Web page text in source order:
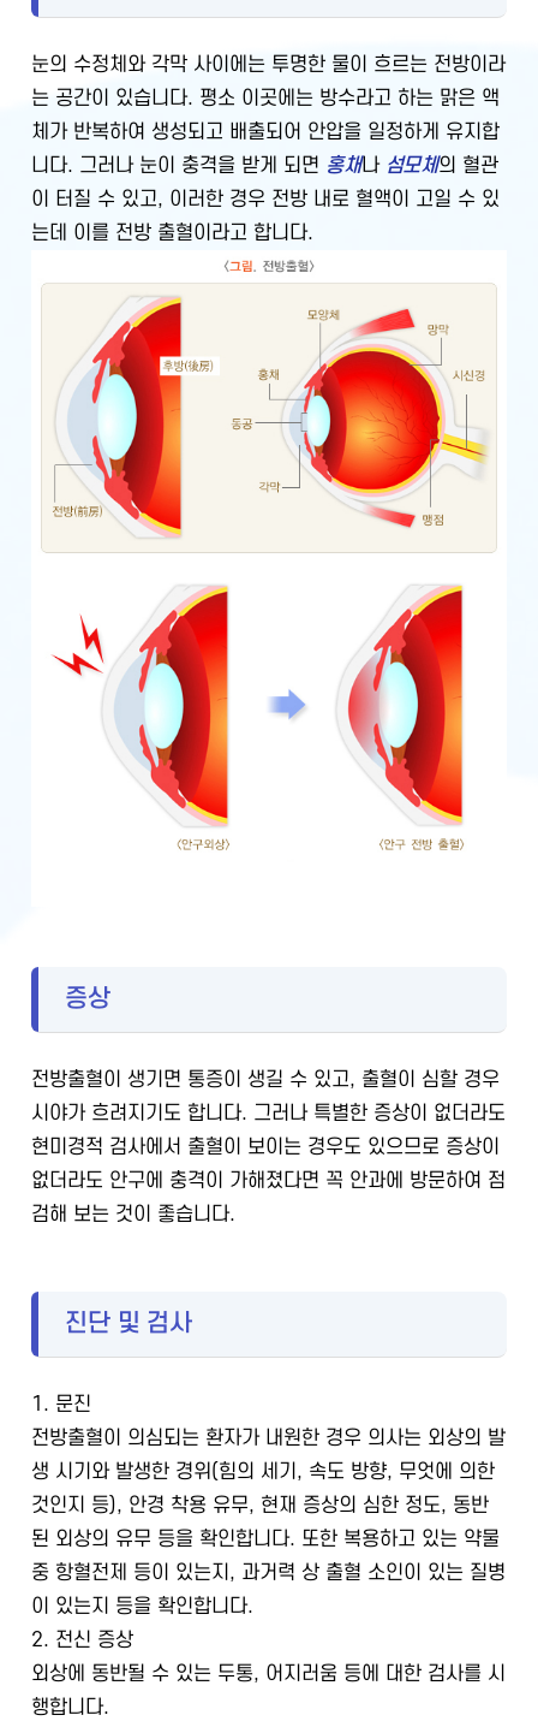
눈의 수정체와 각막 사이에는 투명한 물이 흐르는 전방이라
는 공간이 있습니다. 평소 이곳에는 방수라고 하는 맑은 액
체가 반복하여 생성되고 배출되어 안압을 일정하게 유지합
니다. 그러나 눈이 충격을 받게 되면 홍채나 섬모체의 혈관
이 터질 수 있고, 이러한 경우 전방 내로 혈액이 고일 수 있
는데 이를 전방 출혈이라고 합니다.
증상
전방출혈이 생기면 통증이 생길 수 있고, 출혈이 심할 경우
시야가 흐려지기도 합니다. 그러나 특별한 증상이 없더라도
현미경적 검사에서 출혈이 보이는 경우도 있으므로 증상이
없더라도 안구에 충격이 가해졌다면 꼭 안과에 방문하여 점
검해 보는 것이 좋습니다.
진단 및 검사
1. 문진
전방출혈이 의심되는 환자가 내원한 경우 의사는 외상의 발
생 시기와 발생한 경위(힘의 세기, 속도 방향, 무엇에 의한
것인지 등), 안경 착용 유무, 현재 증상의 심한 정도, 동반
된 외상의 유무 등을 확인합니다. 또한 복용하고 있는 약물
중 항혈전제 등이 있는지, 과거력 상 출혈 소인이 있는 질병
이 있는지 등을 확인합니다.
2. 전신 증상
외상에 동반될 수 있는 두통, 어지러움 등에 대한 검사를 시
행합니다.